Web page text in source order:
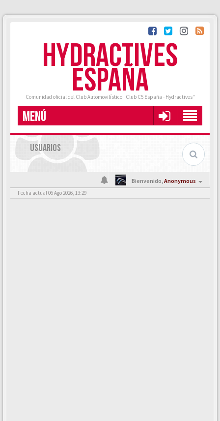
HYDRACTIVES
ESPAÑA
Comunidad oficial del Club Automovilístico "Club C5 España - Hydractives"
MENÚ
USUARIOS
Bienvenido,Anonymous
Fecha actual 06 Ago 2026, 13:29